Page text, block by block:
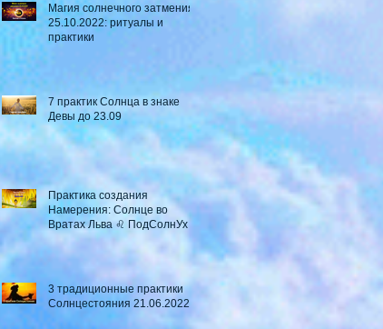
Магия солнечного затмения
25.10.2022: ритуалы и
практики
7 практик Солнца в знаке
Девы до 23.09
Практика создания
Намерения: Солнце во
Вратах Льва ♌ ПодСолнУх
3 традиционные практики
Солнцестояния 21.06.2022